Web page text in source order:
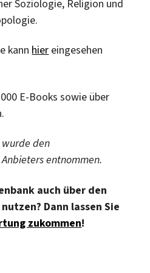
Soziologie, Religion und
kann hier eingesehen
E-Books sowie über
den
entnommen.
auch über den
Dann lassen Sie
zukommen!